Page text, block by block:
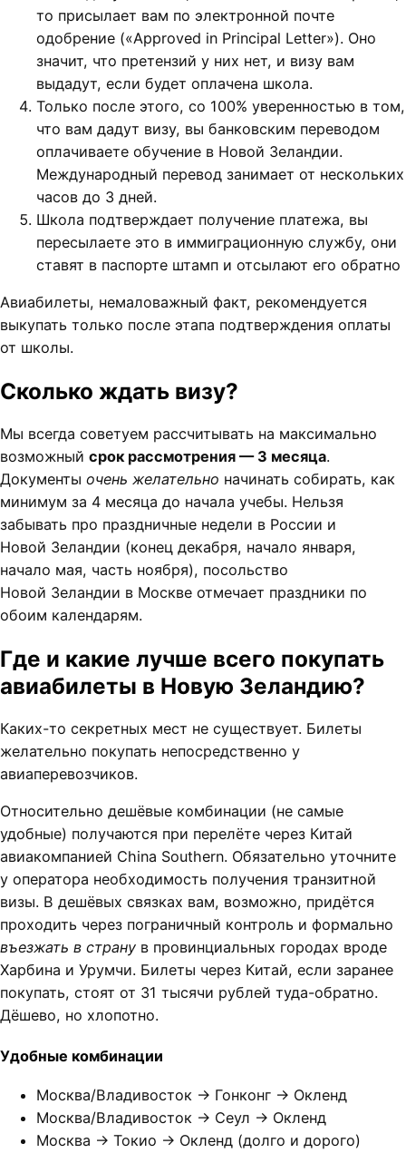
то присылает вам по электронной почте
одобрение («Approved in Principal Letter»). Оно
значит, что претензий у них нет, и визу вам
выдадут, если будет оплачена школа.
Только после этого, со 100% уверенностью в том,
что вам дадут визу, вы банковским переводом
оплачиваете обучение в Новой Зеландии.
Международный перевод занимает от нескольких
часов до 3 дней.
Школа подтверждает получение платежа, вы
пересылаете это в иммиграционную службу, они
ставят в паспорте штамп и отсылают его обратно
Авиабилеты, немаловажный факт, рекомендуется
выкупать только после этапа подтверждения оплаты
от школы.
Сколько ждать визу?
Мы всегда советуем рассчитывать на максимально
возможный срок рассмотрения — 3 месяца.
Документы очень желательно начинать собирать, как
минимум за 4 месяца до начала учебы. Нельзя
забывать про праздничные недели в России и
Новой Зеландии (конец декабря, начало января,
начало мая, часть ноября), посольство
Новой Зеландии в Москве отмечает праздники по
обоим календарям.
Где и какие лучше всего покупать
авиабилеты в Новую Зеландию?
Каких-то секретных мест не существует. Билеты
желательно покупать непосредственно у
авиаперевозчиков.
Относительно дешёвые комбинации (не самые
удобные) получаются при перелёте через Китай
авиакомпанией China Southern. Обязательно уточните
у оператора необходимость получения транзитной
визы. В дешёвых связках вам, возможно, придётся
проходить через пограничный контроль и формально
въезжать в страну в провинциальных городах вроде
Харбина и Урумчи. Билеты через Китай, если заранее
покупать, стоят от 31 тысячи рублей туда-обратно.
Дёшево, но хлопотно.
Удобные комбинации
Москва/Владивосток → Гонконг → Окленд
Москва/Владивосток → Сеул → Окленд
Москва → Токио → Окленд (долго и дорого)